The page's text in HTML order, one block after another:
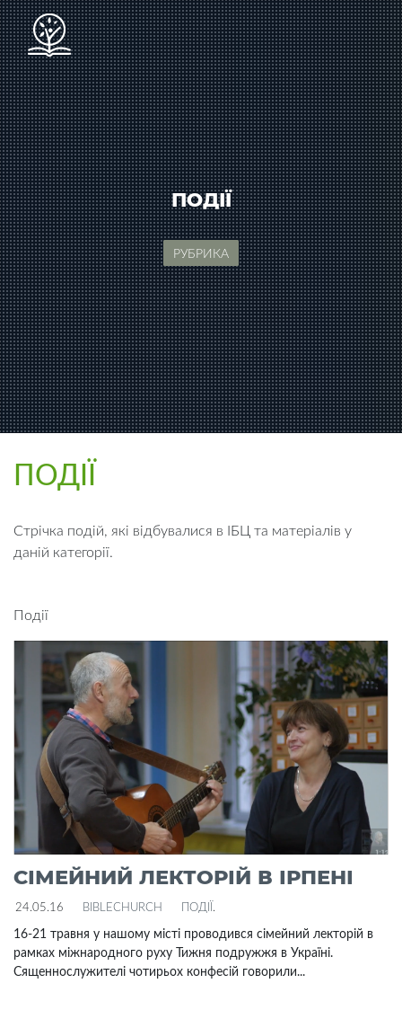
ПОДІЇ
РУБРИКА
ПОДІЇ
Стрічка подій, які відбувалися в ІБЦ та матеріалів у
даній категорії.
Події
СІМЕЙНИЙ ЛЕКТОРІЙ В ІРПЕНІ
24.05.16 BIBLECHURCH ПОДІЇ .
16-21 травня у нашому місті проводився сімейний лекторій в
рамках міжнародного руху Тижня подружжя в Україні.
Сященнослужителі чотирьох конфесій говорили...